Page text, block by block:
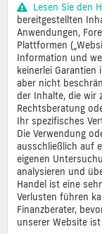
Lesen Sie den
bereitgestellten
Anwendungen,
Plattformen
Information und
keinerlei Garantien
aber nicht
der Inhalte, die wir
Rechtsberatung
Ihr spezifisches
Die Verwendung
ausschließlich auf
eigenen
analysieren und
Handel ist eine
Verlusten führen
Finanzberater,
unserer Website